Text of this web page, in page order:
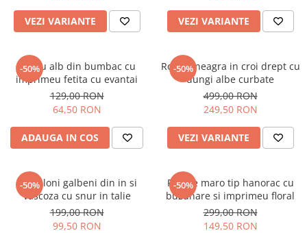
VEZI VARIANTE VEZI VARIANTE
-50%
Tricou alb din bumbac cu
imprimeu fetita cu evantai
129,00 RON
64,50 RON
ADAUGA IN COS
-50%
Rochie neagra in croi drept cu
dungi albe curbate
499,00 RON
249,50 RON
VEZI VARIANTE
-50%
Pantaloni galbeni din in si
vascoza cu snur in talie
199,00 RON
99,50 RON
-50%
Rochie maro tip hanorac cu
buzunare si imprimeu floral
299,00 RON
149,50 RON